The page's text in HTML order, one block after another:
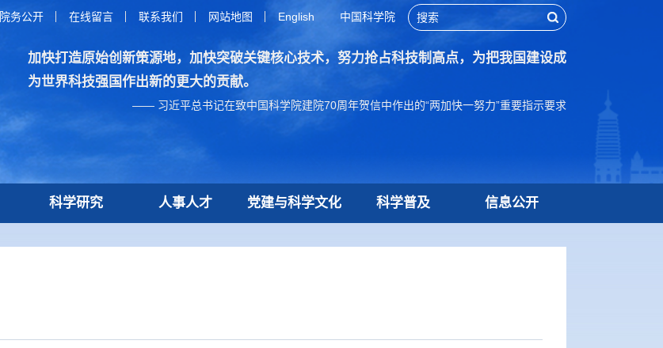
院务公开 在线留言 联系我们 网站地图 English 中国科学院
加快打造原始创新策源地，加快突破关键核心技术，努力抢占科技制高点，为把我国建设成
为世界科技强国作出新的更大的贡献。
—— 习近平总书记在致中国科学院建院70周年贺信中作出的“两加快一努力”重要指示要求
科学研究 人事人才 党建与科学文化 科学普及 信息公开